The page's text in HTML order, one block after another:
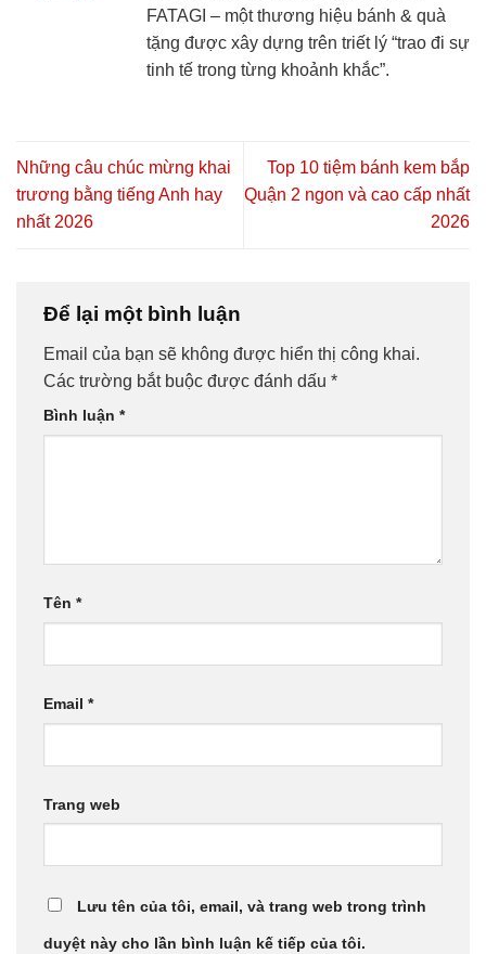
FATAGI – một thương hiệu bánh & quà
tặng được xây dựng trên triết lý “trao đi sự
tinh tế trong từng khoảnh khắc”.
Những câu chúc mừng khai
trương bằng tiếng Anh hay
nhất 2026
Top 10 tiệm bánh kem bắp
Quận 2 ngon và cao cấp nhất
2026
Để lại một bình luận
Email của bạn sẽ không được hiển thị công khai.
Các trường bắt buộc được đánh dấu *
Bình luận *
Tên *
Email *
Trang web
Lưu tên của tôi, email, và trang web trong trình
duyệt này cho lần bình luận kế tiếp của tôi.